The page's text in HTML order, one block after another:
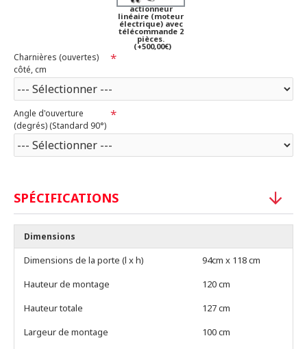
actionneur
linéaire (moteur
électrique) avec
télécommande 2
pièces.
(+500,00€)
Charnières (ouvertes)
côté, cm
Angle d'ouverture
(degrés) (Standard 90°)
SPÉCIFICATIONS
Dimensions
Dimensions de la porte (l x h)
94cm x 118 cm
Hauteur de montage
120 cm
Hauteur totale
127 cm
Largeur de montage
100 cm